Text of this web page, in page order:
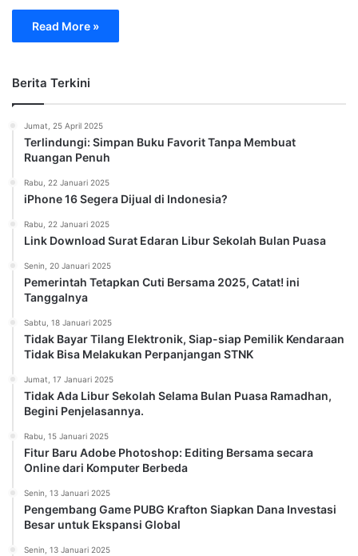
Read More »
Berita Terkini
Jumat, 25 April 2025
Terlindungi: Simpan Buku Favorit Tanpa Membuat
Ruangan Penuh
Rabu, 22 Januari 2025
iPhone 16 Segera Dijual di Indonesia?
Rabu, 22 Januari 2025
Link Download Surat Edaran Libur Sekolah Bulan Puasa
Senin, 20 Januari 2025
Pemerintah Tetapkan Cuti Bersama 2025, Catat! ini
Tanggalnya
Sabtu, 18 Januari 2025
Tidak Bayar Tilang Elektronik, Siap-siap Pemilik Kendaraan
Tidak Bisa Melakukan Perpanjangan STNK
Jumat, 17 Januari 2025
Tidak Ada Libur Sekolah Selama Bulan Puasa Ramadhan,
Begini Penjelasannya.
Rabu, 15 Januari 2025
Fitur Baru Adobe Photoshop: Editing Bersama secara
Online dari Komputer Berbeda
Senin, 13 Januari 2025
Pengembang Game PUBG Krafton Siapkan Dana Investasi
Besar untuk Ekspansi Global
Senin, 13 Januari 2025